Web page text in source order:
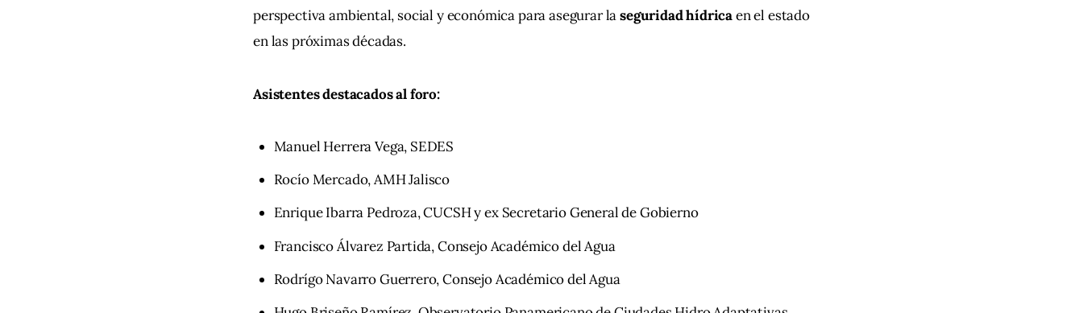
perspectiva ambiental, social y económica para asegurar la seguridad hídrica en el estado
en las próximas décadas.
Asistentes destacados al foro:
Manuel Herrera Vega, SEDES
Rocío Mercado, AMH Jalisco
Enrique Ibarra Pedroza, CUCSH y ex Secretario General de Gobierno
Francisco Álvarez Partida, Consejo Académico del Agua
Rodrígo Navarro Guerrero, Consejo Académico del Agua